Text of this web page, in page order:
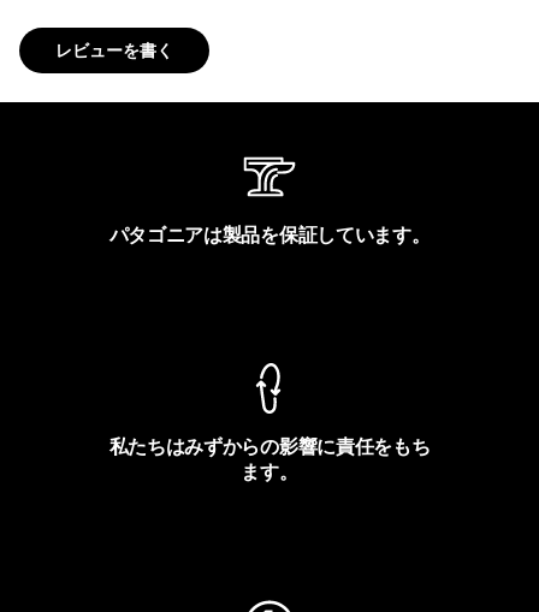
レビューを書く
パタゴニアは製品を保証しています。
私たちはみずからの影響に責任をもち
ます。